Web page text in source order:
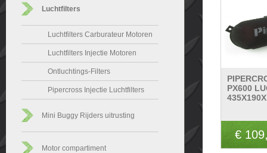
Luchtfilters
Luchtfilters Carburateur Motoren
Luchtfilters Injectie Motoren
Ontluchtings-Filters
Pipercross Injectie Luchtfilters
Mini Buggy Rijders uitrusting
Motor compartiment
PX600
€